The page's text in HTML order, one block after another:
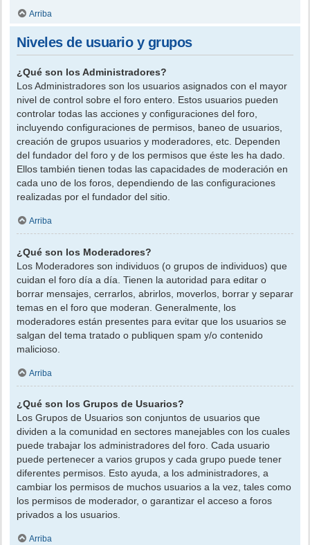
Arriba
Niveles de usuario y grupos
¿Qué son los Administradores?
Los Administradores son los usuarios asignados con el mayor
nivel de control sobre el foro entero. Estos usuarios pueden
controlar todas las acciones y configuraciones del foro,
incluyendo configuraciones de permisos, baneo de usuarios,
creación de grupos usuarios y moderadores, etc. Dependen
del fundador del foro y de los permisos que éste les ha dado.
Ellos también tienen todas las capacidades de moderación en
cada uno de los foros, dependiendo de las configuraciones
realizadas por el fundador del sitio.
Arriba
¿Qué son los Moderadores?
Los Moderadores son individuos (o grupos de individuos) que
cuidan el foro día a día. Tienen la autoridad para editar o
borrar mensajes, cerrarlos, abrirlos, moverlos, borrar y separar
temas en el foro que moderan. Generalmente, los
moderadores están presentes para evitar que los usuarios se
salgan del tema tratado o publiquen spam y/o contenido
malicioso.
Arriba
¿Qué son los Grupos de Usuarios?
Los Grupos de Usuarios son conjuntos de usuarios que
dividen a la comunidad en sectores manejables con los cuales
puede trabajar los administradores del foro. Cada usuario
puede pertenecer a varios grupos y cada grupo puede tener
diferentes permisos. Esto ayuda, a los administradores, a
cambiar los permisos de muchos usuarios a la vez, tales como
los permisos de moderador, o garantizar el acceso a foros
privados a los usuarios.
Arriba